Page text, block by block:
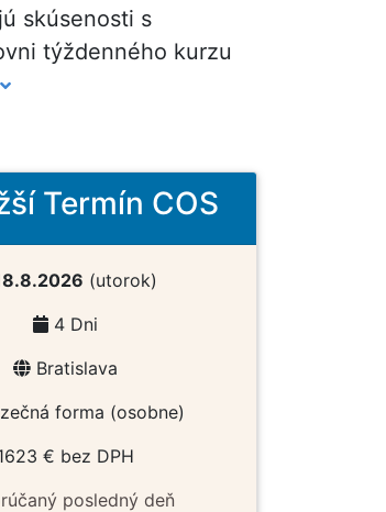
skúsenosti s
týždenného kurzu
Termín COS
(utorok)
4 Dni
Bratislava
forma (osobne)
€ bez DPH
posledný deň